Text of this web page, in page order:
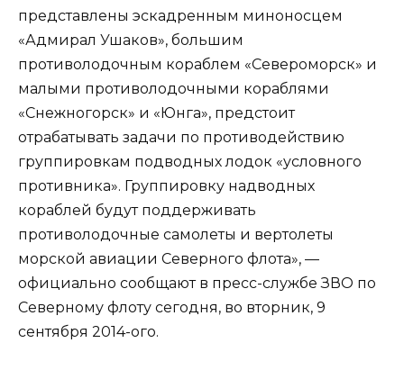
представлены эскадренным миноносцем
«Адмирал Ушаков», большим
противолодочным кораблем «Североморск» и
малыми противолодочными кораблями
«Снежногорск» и «Юнга», предстоит
отрабатывать задачи по противодействию
группировкам подводных лодок «условного
противника». Группировку надводных
кораблей будут поддерживать
противолодочные самолеты и вертолеты
морской авиации Северного флота», —
официально сообщают в пресс-службе ЗВО по
Северному флоту сегодня, во вторник, 9
сентября 2014-ого.